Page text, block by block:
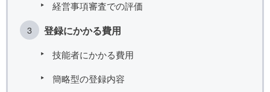
経営事項審査での評価
登録にかかる費用
技能者にかかる費用
簡略型の登録内容